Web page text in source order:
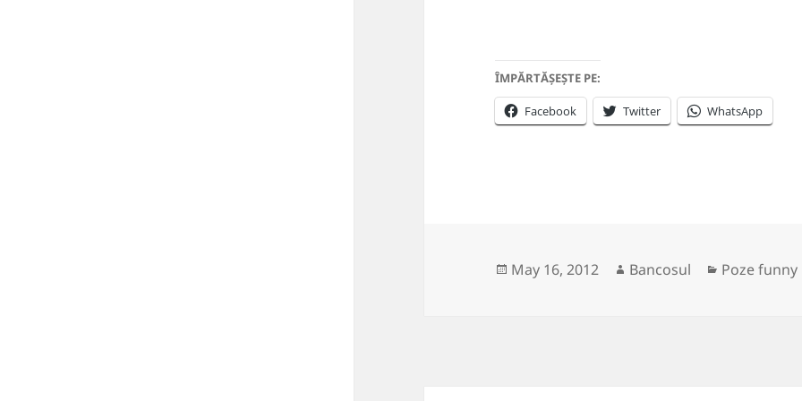
ÎMPĂRTĂȘEȘTE PE:
Facebook Twitter WhatsApp
Posted
May 16, 2012 Author
Bancosul Categories
Poze funny